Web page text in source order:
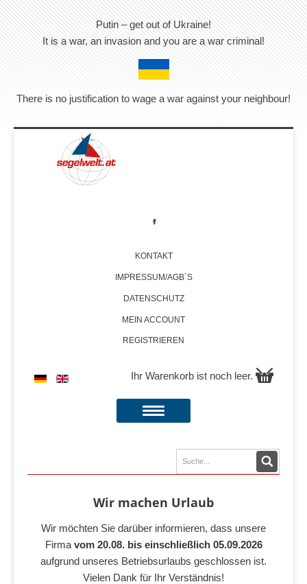
Putin – get out of Ukraine!
It is a war, an invasion and you are a war criminal!
There is no justification to wage a war against your neighbour!
KONTAKT
IMPRESSUM/AGB´S
DATENSCHUTZ
MEIN ACCOUNT
REGISTRIEREN
Ihr Warenkorb ist noch leer.
Wir machen Urlaub
Wir möchten Sie darüber informieren, dass unsere
Firma vom 20.08. bis einschließlich 05.09.2026
aufgrund unseres Betriebsurlaubs geschlossen ist.
Vielen Dank für Ihr Verständnis!